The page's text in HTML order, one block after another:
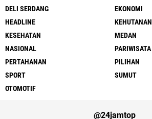
DELI SERDANG
EKONOMI
HEADLINE
KEHUTANAN
KESEHATAN
MEDAN
NASIONAL
PARIWISATA
PERTAHANAN
PILIHAN
SPORT
SUMUT
OTOMOTIF
@24jamtop